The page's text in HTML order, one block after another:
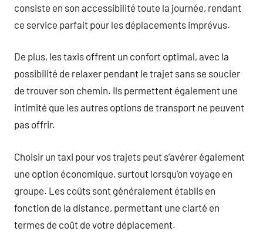
consiste en son accessibilité toute la journée, rendant
ce service parfait pour les déplacements imprévus.
De plus, les taxis offrent un confort optimal, avec la
possibilité de relaxer pendant le trajet sans se soucier
de trouver son chemin. Ils permettent également une
intimité que les autres options de transport ne peuvent
pas offrir.
Choisir un taxi pour vos trajets peut s’avérer également
une option économique, surtout lorsqu’on voyage en
groupe. Les coûts sont généralement établis en
fonction de la distance, permettant une clarté en
termes de coût de votre déplacement.